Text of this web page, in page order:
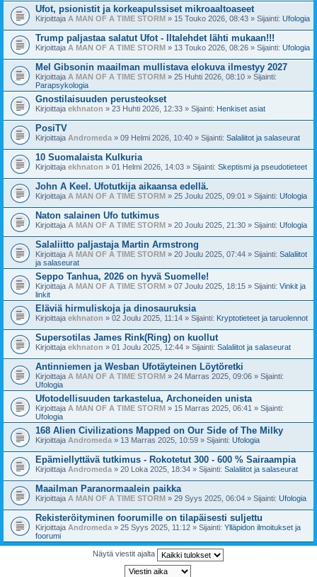
Ufot, psionistit ja korkeapulssiset mikroaaltoaseet
Kirjoittaja A MAN OF A TIME STORM » 15 Touko 2026, 08:43 » Sijainti: Ufologia
Trump paljastaa salatut Ufot - Iltalehdet lähti mukaan!!!
Kirjoittaja A MAN OF A TIME STORM » 13 Touko 2026, 08:26 » Sijainti: Ufologia
Mel Gibsonin maailman mullistava elokuva ilmestyy 2027
Kirjoittaja A MAN OF A TIME STORM » 25 Huhti 2026, 08:10 » Sijainti:
Parapsykologia
Gnostilaisuuden perusteokset
Kirjoittaja ekhnaton » 23 Huhti 2026, 12:33 » Sijainti: Henkiset asiat
PosiTV
Kirjoittaja Andromeda » 09 Helmi 2026, 10:40 » Sijainti: Salaliitot ja salaseurat
10 Suomalaista Kulkuria
Kirjoittaja ekhnaton » 01 Helmi 2026, 14:03 » Sijainti: Skeptismi ja pseudotieteet
John A Keel. Ufotutkija aikaansa edellä.
Kirjoittaja A MAN OF A TIME STORM » 25 Joulu 2025, 09:01 » Sijainti: Ufologia
Naton salainen Ufo tutkimus
Kirjoittaja A MAN OF A TIME STORM » 20 Joulu 2025, 21:30 » Sijainti: Ufologia
Salaliitto paljastaja Martin Armstrong
Kirjoittaja A MAN OF A TIME STORM » 20 Joulu 2025, 07:44 » Sijainti: Salaliitot
ja salaseurat
Seppo Tanhua, 2026 on hyvä Suomelle!
Kirjoittaja A MAN OF A TIME STORM » 07 Joulu 2025, 18:15 » Sijainti: Vinkit ja
linkit
Eläviä hirmuliskoja ja dinosauruksia
Kirjoittaja ekhnaton » 02 Joulu 2025, 11:14 » Sijainti: Kryptotieteet ja taruolennot
Supersotilas James Rink(Ring) on kuollut
Kirjoittaja ekhnaton » 01 Joulu 2025, 12:44 » Sijainti: Salaliitot ja salaseurat
Antinniemen ja Wesban Ufotäyteinen Löytöretki
Kirjoittaja A MAN OF A TIME STORM » 24 Marras 2025, 09:06 » Sijainti:
Ufologia
Ufotodellisuuden tarkastelua, Archoneiden unista
Kirjoittaja A MAN OF A TIME STORM » 15 Marras 2025, 06:41 » Sijainti:
Ufologia
168 Alien Civilizations Mapped on Our Side of The Milky
Kirjoittaja Andromeda » 13 Marras 2025, 10:59 » Sijainti: Ufologia
Epämiellyttävä tutkimus - Rokotetut 300 - 600 % Sairaampia
Kirjoittaja Andromeda » 20 Loka 2025, 18:34 » Sijainti: Salaliitot ja salaseurat
Maailman Paranormaalein paikka
Kirjoittaja A MAN OF A TIME STORM » 29 Syys 2025, 06:04 » Sijainti: Ufologia
Rekisteröityminen foorumille on tilapäisesti suljettu
Kirjoittaja Andromeda » 25 Syys 2025, 11:12 » Sijainti: Ylläpidon ilmoitukset ja
foorumi
Näytä viestit ajalta